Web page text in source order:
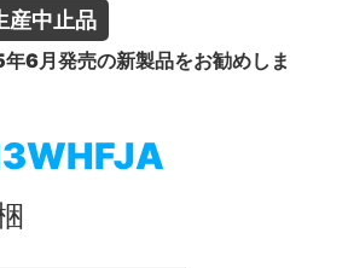
中止品
6月発売の新製品をお勧めしま